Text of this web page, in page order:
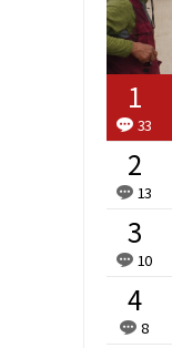
33
13
10
8